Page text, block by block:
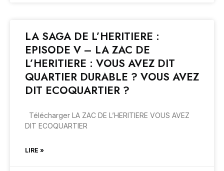
LA SAGA DE L’HERITIERE :
EPISODE V – LA ZAC DE
L’HERITIERE : VOUS AVEZ DIT
QUARTIER DURABLE ? VOUS AVEZ
DIT ECOQUARTIER ?
Télécharger LA ZAC DE L’HERITIERE VOUS AVEZ
DIT ECOQUARTIER
LIRE »